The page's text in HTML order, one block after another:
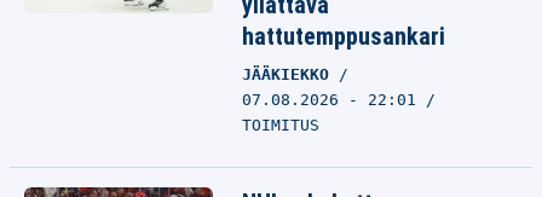
hattutemppusankari
JÄÄKIEKKO
07.08.2026 - 22:01
TOIMITUS